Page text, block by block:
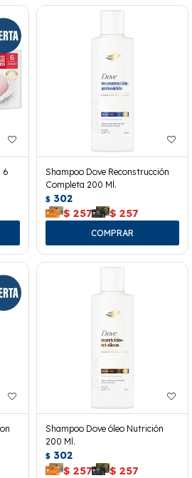
6
Shampoo Dove Reconstrucción
Completa 200 Ml.
$ 302
$ 257 $ 257
Shampoo Dove óleo Nutrición
200 Ml.
$ 302
$ 257 $ 257